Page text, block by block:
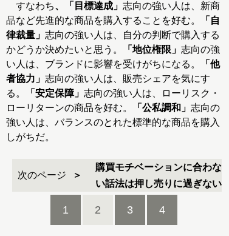
すなわち、「目標達成」 志向の強い人は、新商
品など先進的な商品を購入することを好む。
「自
律裁量」 志向の強い人は、自分の判断で購入する
かどうか決めたいと思う。
「地位権限」 志向の強
い人は、ブランドに影響を受けがちになる。
「他
者協力」 志向の強い人は、販売シェアを気にす
る。
「安定保障」 志向の強い人は、ローリスク・
ローリターンの商品を好む。
「公私調和」 志向の
強い人は、バランスのとれた標準的な商品を購入
しがちだ。
次のページ
購買モチベーションに合わな
い話法は押し売りに過ぎない
1 2 3 4